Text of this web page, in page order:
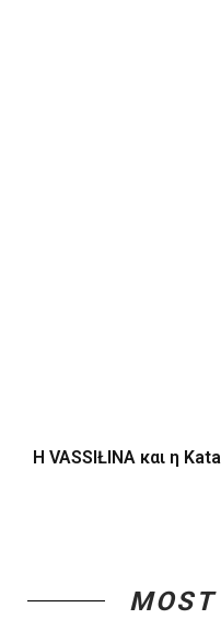
Η VASSIŁINA και η